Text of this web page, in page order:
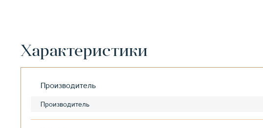
Характеристики
Производитель
Производитель